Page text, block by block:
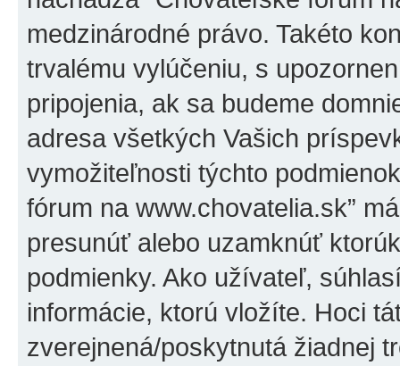
medzinárodné právo. Takéto
trvalému vylúčeniu, s
pripojenia, ak sa budeme
adresa všetkých Vašich
vymožiteľnosti týchto
fórum na www.chovatelia.sk”
presunúť alebo uzamknúť
podmienky. Ako užívateľ,
informácie, ktorú vložíte. Hoci
zverejnená/poskytnutá žiadnej